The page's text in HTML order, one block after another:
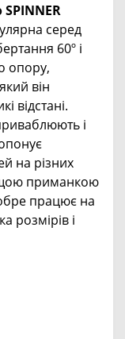
серед
60º і
опору,
він
відстані.
і
на різних
приманкою
працює на
розмірів і